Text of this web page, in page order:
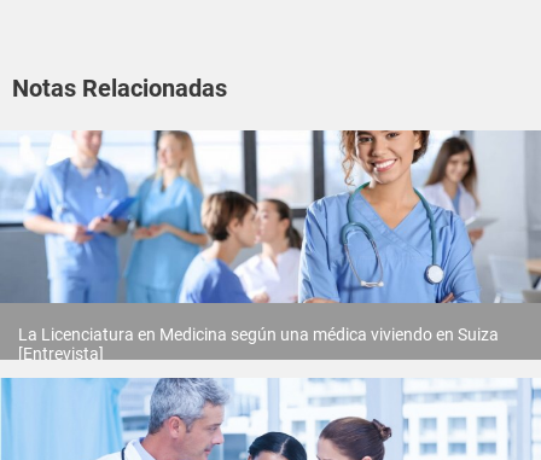
Notas Relacionadas
La Licenciatura en Medicina según una médica viviendo en Suiza
[Entrevista]